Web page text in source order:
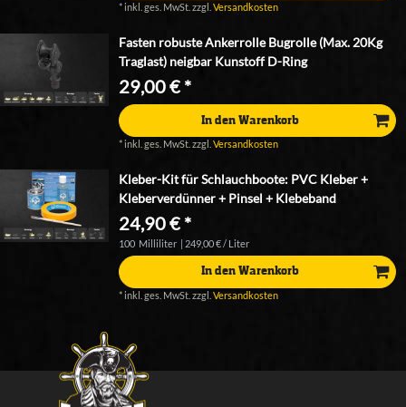
*inkl. ges. MwSt. zzgl.Versandkosten
Fasten robuste Ankerrolle Bugrolle (Max. 20Kg
Traglast) neigbar Kunstoff D-Ring
29,00 € *
In den Warenkorb
*inkl. ges. MwSt. zzgl.Versandkosten
Kleber-Kit für Schlauchboote: PVC Kleber +
Kleberverdünner + Pinsel + Klebeband
24,90 € *
100 Milliliter | 249,00 € / Liter
In den Warenkorb
*inkl. ges. MwSt. zzgl.Versandkosten